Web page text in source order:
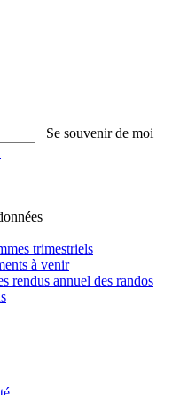
Se souvenir de moi
trimestriels
à venir
rendus annuel des randos